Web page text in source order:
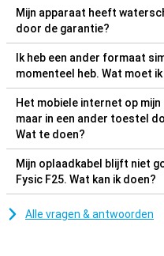
Mijn apparaat heeft
door de garantie?
Ik heb een ander formaat
momenteel heb. Wat moet
Het mobiele internet op
maar in een ander toestel
Wat te doen?
Mijn oplaadkabel blijft niet
Fysic F25. Wat kan ik doen?
Alle vragen & antwoorden